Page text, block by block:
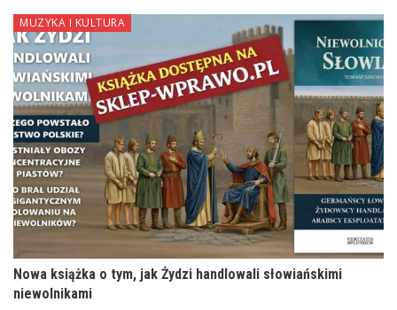
MUZYKA I KULTURA
Nowa książka o tym, jak Żydzi handlowali słowiańskimi
niewolnikami